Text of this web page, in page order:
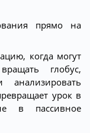
прямо на
когда могут
глобус,
анализировать
урок в
в пассивное